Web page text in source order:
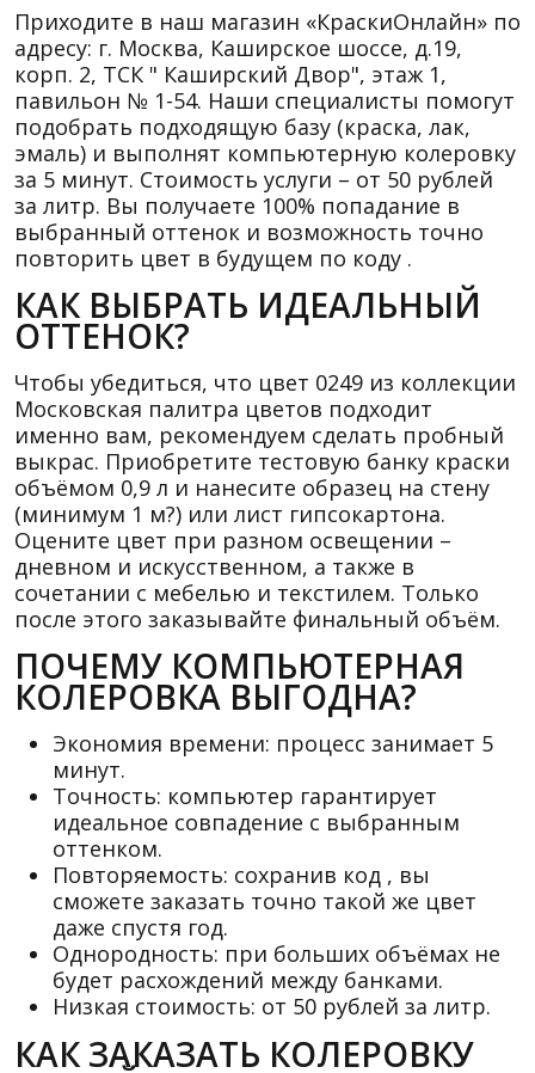
Приходите в наш магазин «КраскиОнлайн» по
адресу: г. Москва, Каширское шоссе, д.19,
корп. 2, ТСК " Каширский Двор", этаж 1,
павильон № 1-54. Наши специалисты помогут
подобрать подходящую базу (краска, лак,
эмаль) и выполнят компьютерную колеровку
за 5 минут. Стоимость услуги – от 50 рублей
за литр. Вы получаете 100% попадание в
выбранный оттенок и возможность точно
повторить цвет в будущем по коду .
КАК ВЫБРАТЬ ИДЕАЛЬНЫЙ
ОТТЕНОК?
Чтобы убедиться, что цвет 0249 из коллекции
Московская палитра цветов подходит
именно вам, рекомендуем сделать пробный
выкрас. Приобретите тестовую банку краски
объёмом 0,9 л и нанесите образец на стену
(минимум 1 м?) или лист гипсокартона.
Оцените цвет при разном освещении –
дневном и искусственном, а также в
сочетании с мебелью и текстилем. Только
после этого заказывайте финальный объём.
ПОЧЕМУ КОМПЬЮТЕРНАЯ
КОЛЕРОВКА ВЫГОДНА?
Экономия времени: процесс занимает 5
минут.
Точность: компьютер гарантирует
идеальное совпадение с выбранным
оттенком.
Повторяемость: сохранив код , вы
сможете заказать точно такой же цвет
даже спустя год.
Однородность: при больших объёмах не
будет расхождений между банками.
Низкая стоимость: от 50 рублей за литр.
КАК ЗАКАЗАТЬ КОЛЕРОВКУ